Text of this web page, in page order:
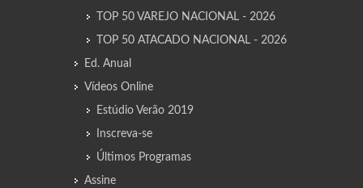
TOP 50 VAREJO NACIONAL - 2026
TOP 50 ATACADO NACIONAL - 2026
Ed. Anual
Vídeos Online
Estúdio Verão 2019
Inscreva-se
Últimos Programas
Assine